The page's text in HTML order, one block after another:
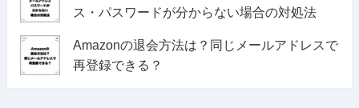
ス・パスワードが分からない場合の対処法
Amazonの退会方法は？同じメールアドレスで
再登録できる？